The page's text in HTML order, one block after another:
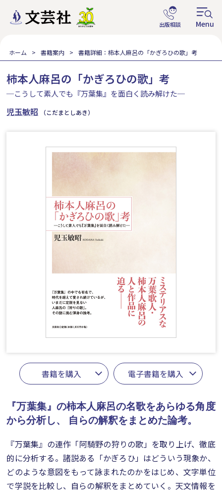
ホーム 書籍案内 書籍詳細：柿本人麻呂の「かぎろひの歌」考
柿本人麻呂の「かぎろひの歌」考
─こうして素人でも『万葉集』を面白く読み解けた─
児玉敏昭 （こだまとしあき）
書籍を購入 電子書籍を購入
『万葉集』の柿本人麻呂の名歌をあらゆる角度
から分析し、
自らの解釈をまとめた論考。
『万葉集』の連作「阿騎野の狩りの歌」を取り上げ、徹底
的に分析する。諸説ある「かぎろひ」はどういう現象か、
どのような意図をもって詠まれたのかをはじめ、文字単位
で学説を比較し、自らの解釈をまとめていく。天文情報を